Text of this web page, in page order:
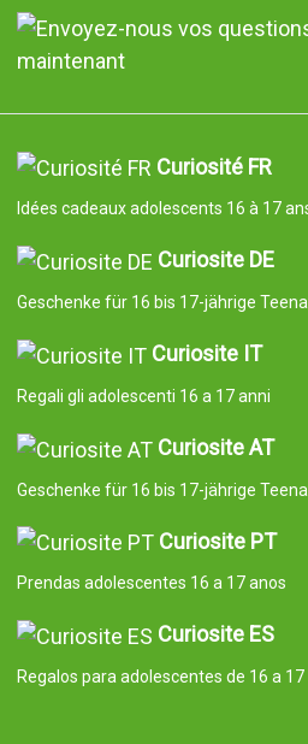
maintenant
Curiosité FR
Idées cadeaux adolescents 16 à 17
Curiosite DE
Geschenke für 16 bis 17-jährige
Curiosite IT
Regali gli adolescenti 16 a 17 anni
Curiosite AT
Geschenke für 16 bis 17-jährige
Curiosite PT
Prendas adolescentes 16 a 17 anos
Curiosite ES
Regalos para adolescentes de 16 a 17